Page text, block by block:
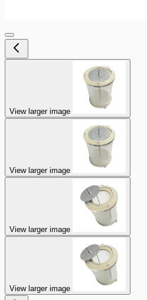
View larger image
View larger image
View larger image
View larger image